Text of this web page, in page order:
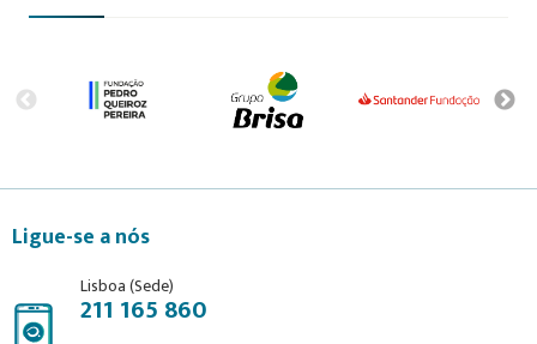
Ligue-se a nós
Lisboa (Sede)
211 165 860